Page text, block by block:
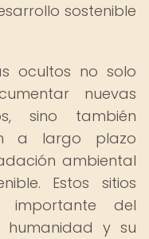
sostenible
ocultos no solo
nuevas
sino también
a largo plazo
ambiental
Estos sitios
importante del
y su